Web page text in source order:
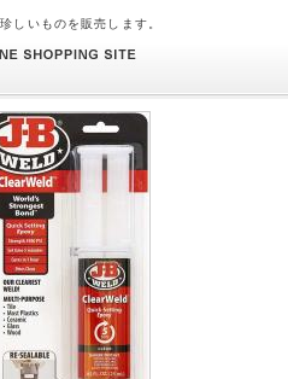
しいものを販売します。